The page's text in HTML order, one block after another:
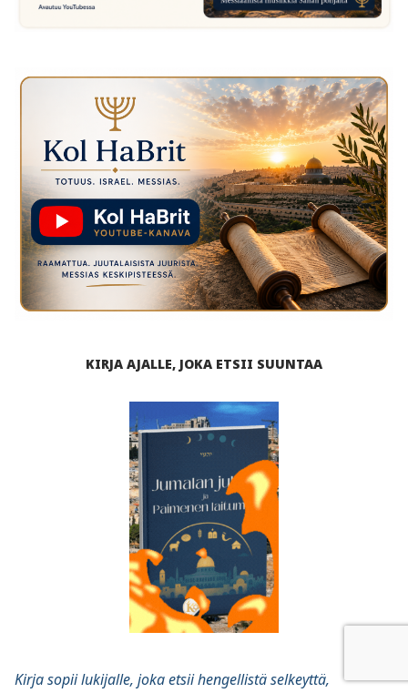
KIRJA AJALLE, JOKA ETSII SUUNTAA
Kirja sopii lukijalle, joka etsii hengellistä selkeyttä,